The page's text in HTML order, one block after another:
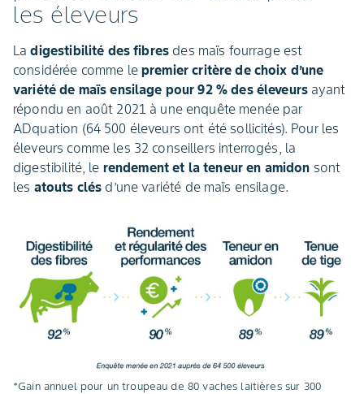
les éleveurs
La digestibilité des fibres des maïs fourrage est
considérée comme le premier critère de choix d’une
variété de maïs ensilage pour 92 % des éleveurs ayant
répondu en août 2021 à une enquête menée par
ADquation (64 500 éleveurs ont été sollicités). Pour les
éleveurs comme les 32 conseillers interrogés, la
digestibilité, le rendement et la teneur en amidon sont
les atouts clés d’une variété de maïs ensilage.
*Gain annuel pour un troupeau de 80 vaches laitières sur 300